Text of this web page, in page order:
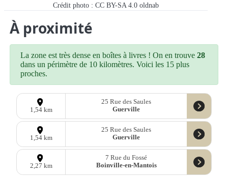
Crédit photo : CC BY-SA 4.0 oldnab
À proximité
La zone est très dense en boîtes à livres ! On en trouve28
dans un périmètre de 10 kilomètres. Voici les 15 plus
proches.
1,54 km
25 Rue des Saules
Guerville
1,54 km
25 Rue des Saules
Guerville
2,27 km
7 Rue du Fossé
Boinville-en-Mantois